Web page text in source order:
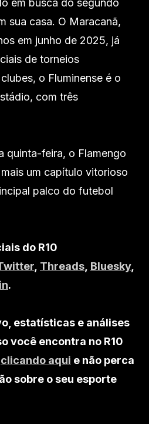
sua casa. O Maracanã,
em junho de 2025, já
de torneios
o Fluminense é o
com três
quinta-feira, o Flamengo
um capítulo vitorioso
palco do futebol
do R10
Threads Bluesky,
.
estatísticas e análises
você encontra no R10
clicando aqui e não perca
sobre o seu esporte